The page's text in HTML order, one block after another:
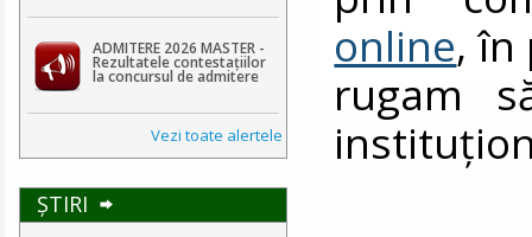
ADMITERE 2026 MASTER -
Rezultatele contestaţiilor
la concursul de admitere
Vezi toate alertele
ŞTIRI
online, în
rugam